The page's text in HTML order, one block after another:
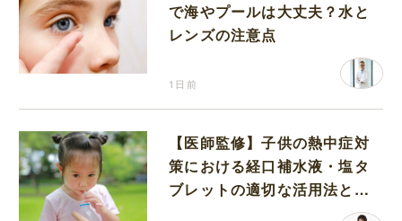
で海やプールは大丈夫？水と
レンズの注意点
1日前
【医師監修】子供の熱中症対
策における経口補水液・塩タ
ブレットの適切な活用法と水